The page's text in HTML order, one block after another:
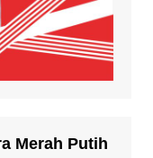
Merah Putih